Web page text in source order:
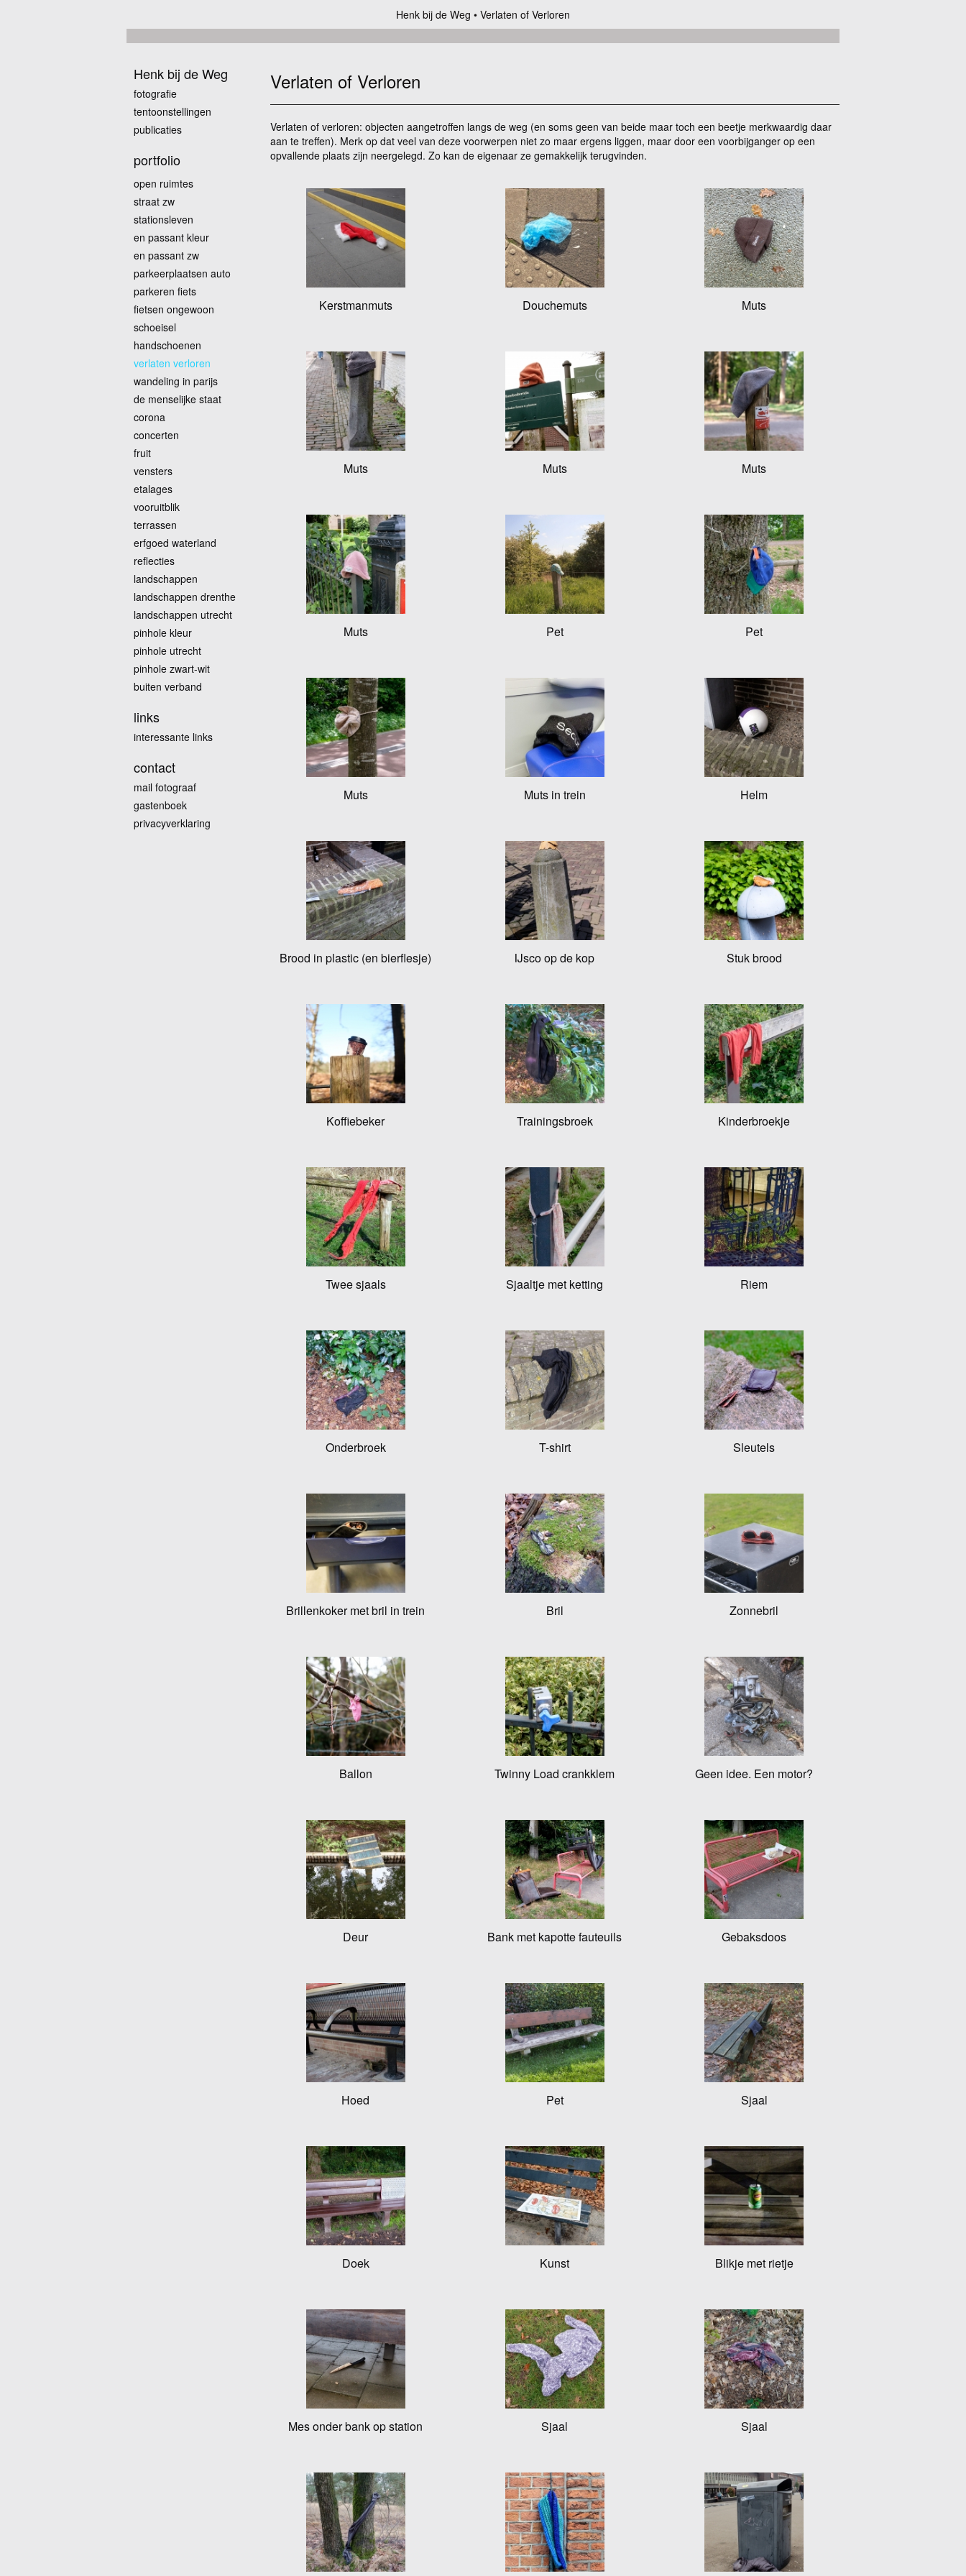
Henk bij de Weg Verlaten of Verloren
Verlaten of Verloren
Verlaten of verloren: objecten aangetroffen langs de weg (en soms geen van beide maar toch een beetje merkwaardig daar
aan te treffen). Merk op dat veel van deze voorwerpen niet zo maar ergens liggen, maar door een voorbijganger op een
opvallende plaats zijn neergelegd. Zo kan de eigenaar ze gemakkelijk terugvinden.
Kerstmanmuts Douchemuts Muts
Muts Muts Muts
Muts Pet Pet
Muts Muts in trein Helm
Brood in plastic (en bierflesje) IJsco op de kop Stuk brood
Koffiebeker Trainingsbroek Kinderbroekje
Twee sjaals Sjaaltje met ketting Riem
Onderbroek T-shirt Sleutels
Brillenkoker met bril in trein Bril Zonnebril
Ballon Twinny Load crankklem Geen idee. Een motor?
Deur Bank met kapotte fauteuils Gebaksdoos
Hoed Pet Sjaal
Doek Kunst Blikje met rietje
Mes onder bank op station Sjaal Sjaal
Henk bij de Weg
fotografie
tentoonstellingen
publicaties
portfolio
open ruimtes
straat zw
stationsleven
en passant kleur
en passant zw
parkeerplaatsen auto
parkeren fiets
fietsen ongewoon
schoeisel
handschoenen
verlaten verloren
wandeling in parijs
de menselijke staat
corona
concerten
fruit
vensters
etalages
vooruitblik
terrassen
erfgoed waterland
reflecties
landschappen
landschappen drenthe
landschappen utrecht
pinhole kleur
pinhole utrecht
pinhole zwart-wit
buiten verband
links
interessante links
contact
mail fotograaf
gastenboek
privacyverklaring